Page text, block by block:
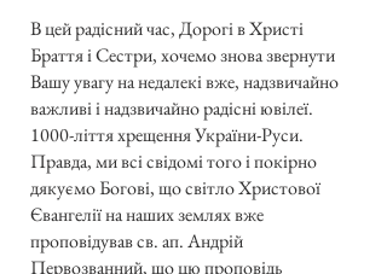
В цей радісний час, Дорогі в Христі
Браття і Сестри, хочемо знова звернути
Вашу увагу на недалекі вже, надзвичайно
важливі і надзвичайно радісні ювілеї.
1000-ліття хрещення України-Руси.
Правда, ми всі свідомі того і покірно
дякуємо Богові, що світло Христової
Євангелії на наших землях вже
проповідував св. ап. Андрій
Первозванний, що цю проповідь